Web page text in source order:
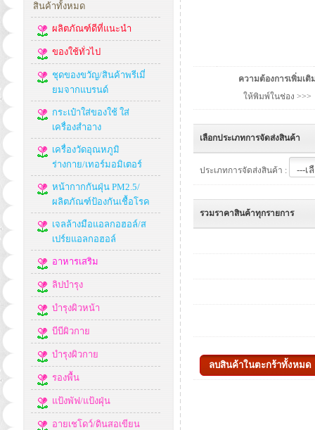
สินค้าทั้งหมด
ผลิตภัณฑ์ดีที่แนะนำ
ของใช้ทั่วไป
ชุดของขวัญ/สินค้าพรีเมี่
ยมจากแบรนด์
กระเป๋าใส่ของใช้ ใส่
เครื่องสำอาง
เครื่องวัดอุณหภูมิ
ร่างกาย/เทอร์มอมิเตอร์
หน้ากากกันฝุ่น PM2.5/
ผลิตภัณฑ์ป้องกันเชื้อโรค
เจลล้างมือแอลกอฮอล์/ส
เปร์ยแอลกอฮอล์
อาหารเสริม
ลิปบำรุง
บำรุงผิวหน้า
บีบีผิวกาย
บำรุงผิวกาย
รองพื้น
แป้งพัฟ/แป้งฝุ่น
อายเชโดว์/ดินสอเขียน
ความต้องการเพิ่มเติ
ให้พิมพ์ในช่อง >>>
เลือกประเภทการจัดส่งสินค้า
ประเภทการจัดส่งสินค้า :
รวมราคาสินค้าทุกรายการ